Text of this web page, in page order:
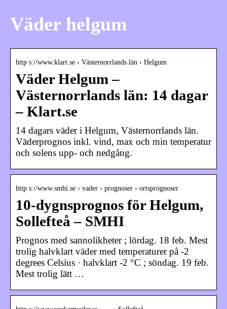
Väder helgum
http s://www.klart.se › Västernorrlands län › Helgum
Väder Helgum –
Västernorrlands län: 14 dagar
– Klart.se
14 dagars väder i Helgum, Västernorrlands län.
Väderprognos inkl. vind, max och min temperatur
och solens upp- och nedgång.
http s://www.smhi.se › vader › prognoser › ortsprognoser
10-dygnsprognos för Helgum,
Sollefteå – SMHI
Prognos med sannolikheter ; lördag. 18 feb. Mest
trolig halvklart väder med temperaturer på -2
degrees Celsius · halvklart -2 °C ; söndag. 19 feb.
Mest trolig lätt …